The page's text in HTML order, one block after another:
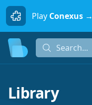
Play Conexus →
Search...
Library